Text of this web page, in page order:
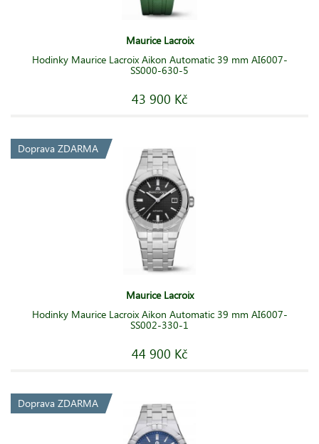
Maurice Lacroix
Hodinky Maurice Lacroix Aikon Automatic 39 mm AI6007-
SS000-630-5
43 900 Kč
Doprava ZDARMA
Maurice Lacroix
Hodinky Maurice Lacroix Aikon Automatic 39 mm AI6007-
SS002-330-1
44 900 Kč
Doprava ZDARMA